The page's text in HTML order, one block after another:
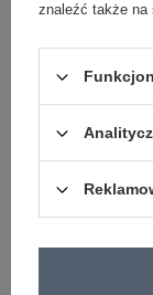
sposób prania :
znaleźć także na